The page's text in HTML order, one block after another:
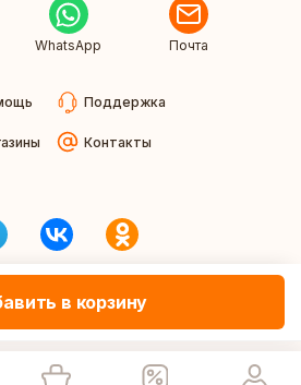
в корзину
WhatsApp Почта
Поддержка
Контакты